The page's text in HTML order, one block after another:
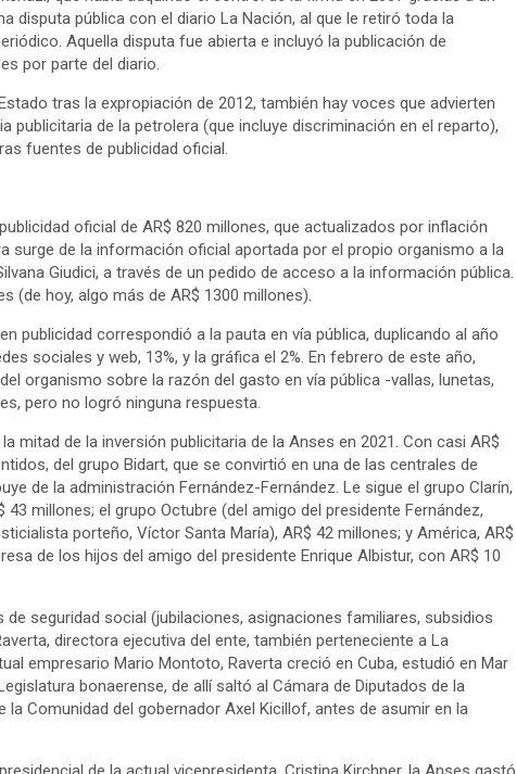
disputa pública con el diario La Nación, al que le retiró toda la
Aquella disputa fue abierta e incluyó la publicación de
por parte del diario.
tras la expropiación de 2012, también hay voces que advierten
publicitaria de la petrolera (que incluye discriminación en el reparto),
fuentes de publicidad oficial.
oficial de AR$ 820 millones, que actualizados por inflación
surge de la información oficial aportada por el propio organismo a la
Giudici, a través de un pedido de acceso a la información pública.
(de hoy, algo más de AR$ 1300 millones).
publicidad correspondió a la pauta en vía pública, duplicando al año
sociales y web, 13%, y la gráfica el 2%. En febrero de este año,
organismo sobre la razón del gasto en vía pública -vallas, lunetas,
pero no logró ninguna respuesta.
mitad de la inversión publicitaria de la Anses en 2021. Con casi AR$
del grupo Bidart, que se convirtió en una de las centrales de
de la administración Fernández-Fernández. Le sigue el grupo Clarín,
millones; el grupo Octubre (del amigo del presidente Fernández,
porteño, Víctor Santa María), AR$ 42 millones; y América, AR$
de los hijos del amigo del presidente Enrique Albistur, con AR$ 10
seguridad social (jubilaciones, asignaciones familiares, subsidios
directora ejecutiva del ente, también perteneciente a La
empresario Mario Montoto, Raverta creció en Cuba, estudió en Mar
bonaerense, de allí saltó al Cámara de Diputados de la
Comunidad del gobernador Axel Kicillof, antes de asumir en la